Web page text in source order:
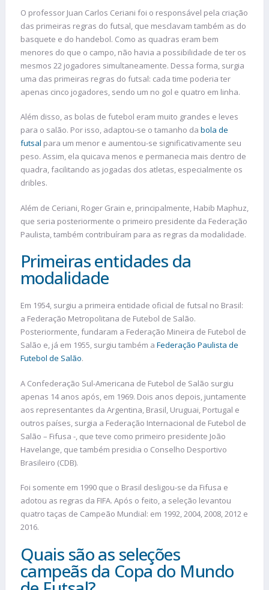
O professor Juan Carlos Ceriani foi o responsável pela criação
das primeiras regras do futsal, que mesclavam também as do
basquete e do handebol. Como as quadras eram bem
menores do que o campo, não havia a possibilidade de ter os
mesmos 22 jogadores simultaneamente. Dessa forma, surgia
uma das primeiras regras do futsal: cada time poderia ter
apenas cinco jogadores, sendo um no gol e quatro em linha.
Além disso, as bolas de futebol eram muito grandes e leves
para o salão. Por isso, adaptou-se o tamanho da bola de
futsal para um menor e aumentou-se significativamente seu
peso. Assim, ela quicava menos e permanecia mais dentro de
quadra, facilitando as jogadas dos atletas, especialmente os
dribles.
Além de Ceriani, Roger Grain e, principalmente, Habib Maphuz,
que seria posteriormente o primeiro presidente da Federação
Paulista, também contribuíram para as regras da modalidade.
Primeiras entidades da
modalidade
Em 1954, surgiu a primeira entidade oficial de futsal no Brasil:
a Federação Metropolitana de Futebol de Salão.
Posteriormente, fundaram a Federação Mineira de Futebol de
Salão e, já em 1955, surgiu também a Federação Paulista de
Futebol de Salão.
A Confederação Sul-Americana de Futebol de Salão surgiu
apenas 14 anos após, em 1969. Dois anos depois, juntamente
aos representantes da Argentina, Brasil, Uruguai, Portugal e
outros países, surgia a Federação Internacional de Futebol de
Salão – Fifusa -, que teve como primeiro presidente João
Havelange, que também presidia o Conselho Desportivo
Brasileiro (CDB).
Foi somente em 1990 que o Brasil desligou-se da Fifusa e
adotou as regras da FIFA. Após o feito, a seleção levantou
quatro taças de Campeão Mundial: em 1992, 2004, 2008, 2012 e
2016.
Quais são as seleções
campeãs da Copa do Mundo